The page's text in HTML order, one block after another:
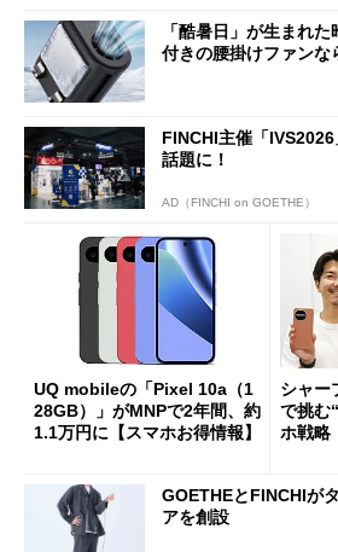
「酷暑日」が生まれ
付きの腰掛けファンな
FINCHI主催「
話題に！
AD（FINCHI on GOETHE）
UQ mobileの「Pixel 10a（1
28GB）」がMNPで2年間、約
1.1万円に【スマホお得情報】
シャー
で挑む
ホ戦略
GOETHEとFINCHIが
アを創設